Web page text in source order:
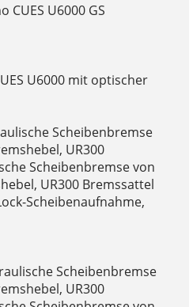
CUES U6000 GS
U6000 mit optischer
Scheibenbremse
UR300
Scheibenbremse von
UR300 Bremssattel
Scheibenaufnahme,
Scheibenbremse
UR300